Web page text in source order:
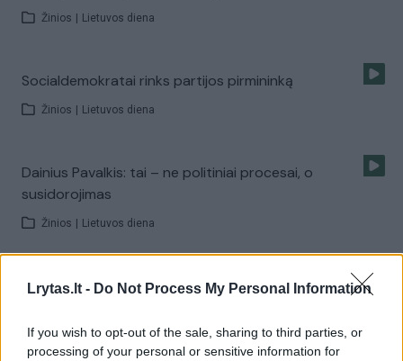
Lrytas.lt - Do Not Process My Personal Information
If you wish to opt-out of the sale, sharing to third parties, or
processing of your personal or sensitive information for
Žinios Lietuvos diena
Socialdemokratai rinks partijos pirmininką
Žinios Lietuvos diena
Dainius Pavalkis: tai – ne politiniai procesai, o
susidorojimas
Žinios Lietuvos diena
Socdemai vadovą gali rinkti iš vieno kandidato